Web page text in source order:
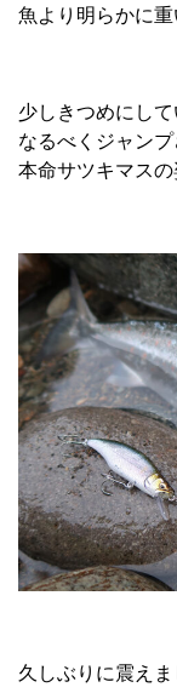
魚より明らかに重
少しきつめにし
なるべくジャン
本命サツキマスの
久しぶりに震えま